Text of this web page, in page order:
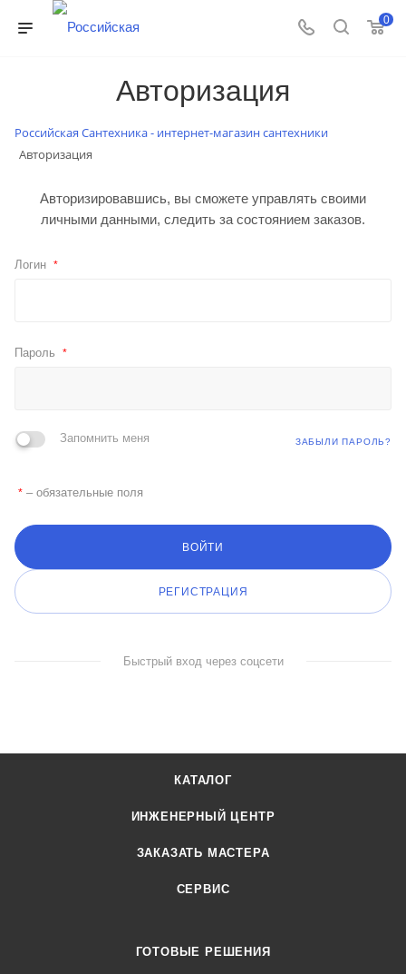
0
Авторизация
Российская Сантехника - интернет-магазин сантехники
Авторизация
Авторизировавшись, вы сможете управлять своими
личными данными, следить за состоянием заказов.
Логин *
Пароль *
Запомнить меня ЗАБЫЛИ ПАРОЛЬ?
* – обязательные поля
ВОЙТИ
РЕГИСТРАЦИЯ
Быстрый вход через соцсети
КАТАЛОГ
ИНЖЕНЕРНЫЙ ЦЕНТР
ЗАКАЗАТЬ МАСТЕРА
СЕРВИС
ГОТОВЫЕ РЕШЕНИЯ